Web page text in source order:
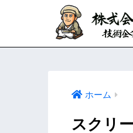
ホーム
スクリ